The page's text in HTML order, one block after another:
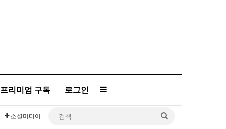
프리미엄 구독 로그인 Sidebar
소셜미디어